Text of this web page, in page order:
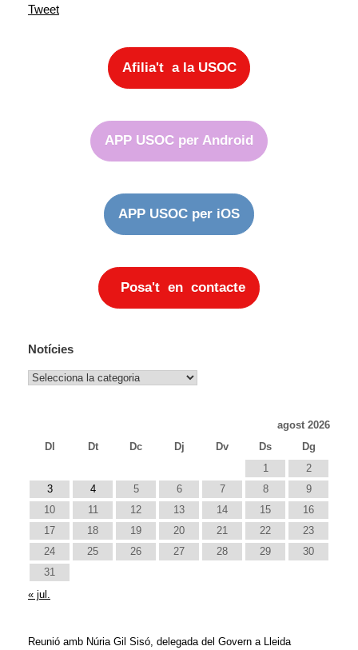
Tweet
Afilia't a la USOC
APP USOC per Android
APP USOC per iOS
Posa't en contacte
Notícies
Notícies
agost 2026
Dl
Dt Dc Dj Dv Ds
Dg
1
2
3
4 5 6 7 8
9
10
11 12 13 14 15
16
17
18 19 20 21 22
23
24
25 26 27 28 29
30
31
« jul.
Reunió amb Núria Gil Sisó, delegada del Govern a Lleida